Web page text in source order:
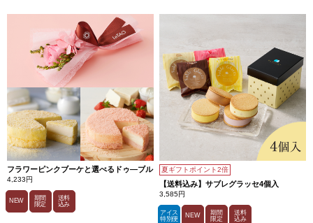
フラワーピンクブーケと選べるドゥ―ブル
4,233円
NEW
期間
限定
送料
込み
夏ギフトポイント2倍
【送料込み】サブレグラッセ4個入
3,585円
アイス
特別便
NEW
期間
限定
送料
込み